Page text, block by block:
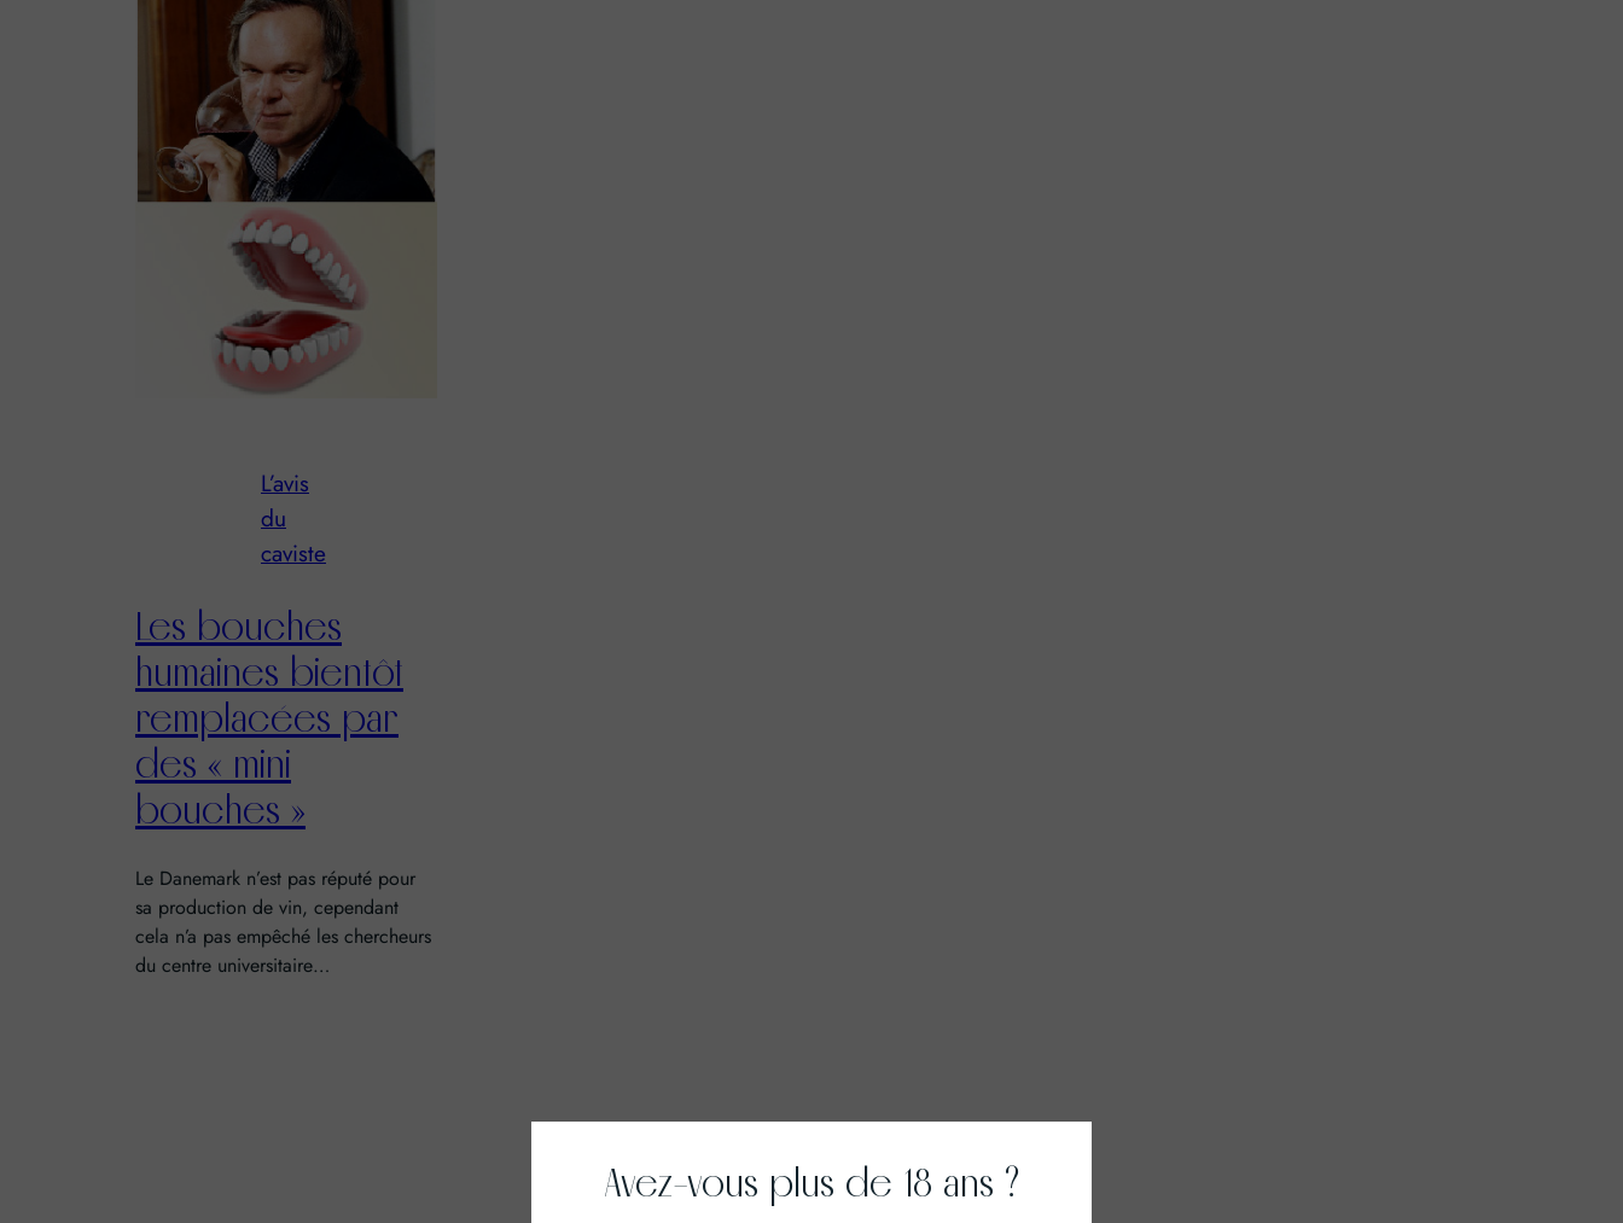
L’avis
du
caviste
Les bouches
humaines bientôt
remplacées par
des « mini
bouches »
Le Danemark n’est pas réputé pour
sa production de vin, cependant
cela n’a pas empêché les chercheurs
du centre universitaire…
Avez-vous plus de 18 ans ?